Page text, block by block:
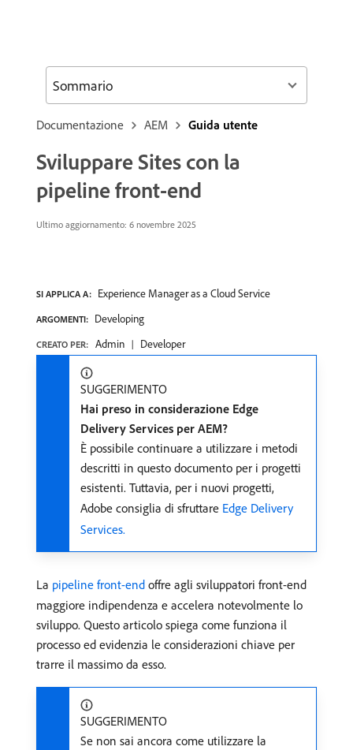
Documentazione AEM Guida utente
Sviluppare Sites con la
pipeline front-end
Ultimo aggiornamento: 6 novembre 2025
SI APPLICA A: Experience Manager as a Cloud Service
ARGOMENTI: Developing
CREATO PER: Admin Developer
SUGGERIMENTO
Hai preso in considerazione Edge
Delivery Services per AEM?
È possibile continuare a utilizzare i metodi
descritti in questo documento per i progetti
esistenti. Tuttavia, per i nuovi progetti,
Adobe consiglia di sfruttare Edge Delivery
Services.
La pipeline front-end offre agli sviluppatori front-end
maggiore indipendenza e accelera notevolmente lo
sviluppo. Questo articolo spiega come funziona il
processo ed evidenzia le considerazioni chiave per
trarre il massimo da esso.
SUGGERIMENTO
Se non sai ancora come utilizzare la
Sommario